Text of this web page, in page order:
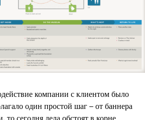
компании с клиентом было
один простой шаг – от баннера